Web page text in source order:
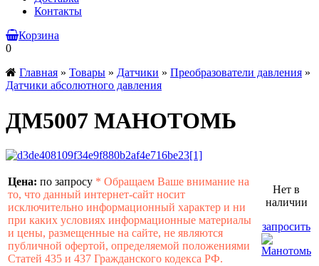
Контакты
Корзина
0
Главная » Товары » Датчики » Преобразователи давления »
Датчики абсолютного давления
ДМ5007 МАНОТОМЬ
Цена: по запросу * Обращаем Ваше внимание на
то, что данный интернет-сайт носит
исключительно информационный характер и ни
при каких условиях информационные материалы
и цены, размещенные на сайте, не являются
публичной офертой, определяемой положениями
Статей 435 и 437 Гражданского кодекса РФ.
Нет в
наличии
запросить